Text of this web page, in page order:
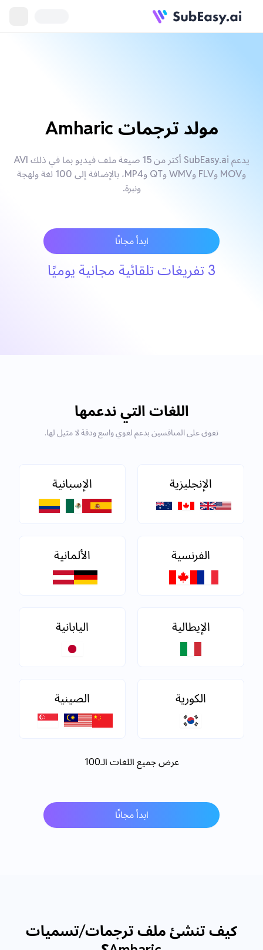
مولد ترجمات Amharic
يدعم SubEasy.ai أكثر من 15 صيغة ملف فيديو بما في ذلك AVI
وMOV وFLV وWMV وQT وMP4، بالإضافة إلى 100 لغة ولهجة
ونبرة.
ابدأ مجانًا
3 تفريغات تلقائية مجانية يوميًا
اللغات التي ندعمها
تفوق على المنافسين بدعم لغوي واسع ودقة لا مثيل لها.
الإنجليزية الإسبانية
الفرنسية الألمانية
الإيطالية اليابانية
الكورية الصينية
عرض جميع اللغات الـ100
ابدأ مجانًا
كيف تنشئ ملف ترجمات/تسميات